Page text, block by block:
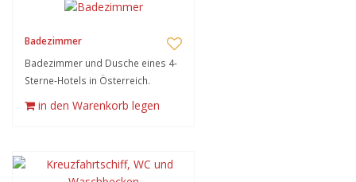
Badezimmer
Badezimmer und Dusche eines 4-
Sterne-Hotels in Österreich.
in den Warenkorb legen